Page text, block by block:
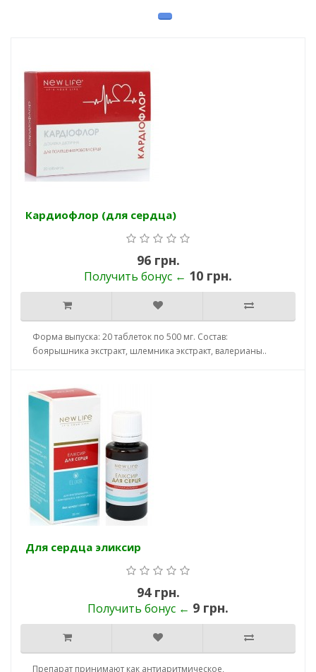
Кардиофлор (для сердца)
96 грн.
Получить бонус ← 10 грн.
Форма выпуска: 20 таблеток по 500 мг. Состав:
боярышника экстракт, шлемника экстракт, валерианы..
Для сердца эликсир
94 грн.
Получить бонус ← 9 грн.
Препарат принимают как антиаритмическое,